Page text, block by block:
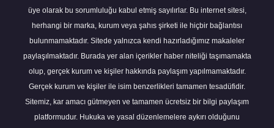
üye olarak bu sorumluluğu kabul etmiş sayılırlar. Bu internet sitesi,
herhangi bir marka, kurum veya şahıs şirketi ile hiçbir bağlantısı
bulunmamaktadır. Sitede yalnızca kendi hazırladığımız makaleler
paylaşılmaktadır. Burada yer alan içerikler haber niteliği taşımamakta
olup, gerçek kurum ve kişiler hakkında paylaşım yapılmamaktadır.
Gerçek kurum ve kişiler ile isim benzerlikleri tamamen tesadüfidir.
Sitemiz, kar amacı gütmeyen ve tamamen ücretsiz bir bilgi paylaşım
platformudur. Hukuka ve yasal düzenlemelere aykırı olduğunu